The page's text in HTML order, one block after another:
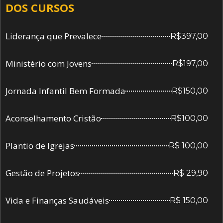
DOS CURSOS
Liderança que Prevalece R$397,00
Ministério com Jovens R$197,00
Jornada Infantil Bem Formada R$150,00
Aconselhamento Cristão R$100,00
Plantio de Igrejas R$ 100,00
Gestão de Projetos R$ 29,90
Vida e Finanças Saudáveis R$ 150,00